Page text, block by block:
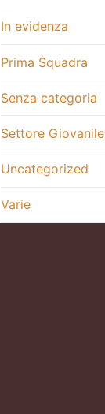
In evidenza
Prima Squadra
Senza categoria
Settore Giovanile
Uncategorized
Varie